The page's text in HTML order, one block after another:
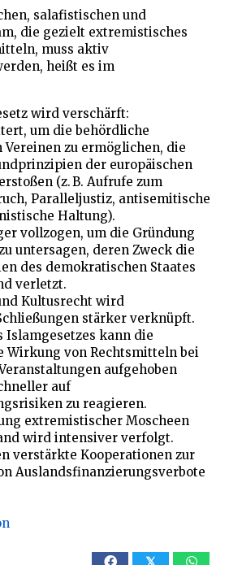
salafistischen und
die gezielt extremistisches
muss aktiv
heißt es im
wird verschärft:
um die behördliche
Vereinen zu ermöglichen, die
der europäischen
(z. B. Aufrufe zum
Paralleljustiz, antisemitische
Haltung).
vollzogen, um die Gründung
untersagen, deren Zweck die
des demokratischen Staates
verletzt.
Kultusrecht wird
stärker verknüpft.
Islamgesetzes kann die
Wirkung von Rechtsmitteln bei
aufgehoben
auf
zu reagieren.
extremistischer Moscheen
wird intensiver verfolgt.
verstärkte Kooperationen zur
Auslandsfinanzierungsverbote
𝕏